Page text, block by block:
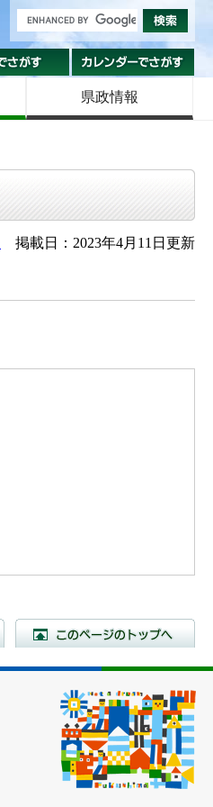
組織でさがす
県政情報
掲載日：2023年4月11日更新
前のページに戻る